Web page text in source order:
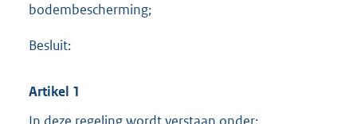
bodembescherming;
Besluit:
Artikel 1